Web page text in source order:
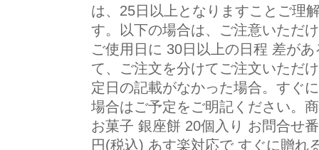
は、25日以上となりますことご理
す。以下の場合は、ご注意いただ
ご使用日に 30日以上の日程 差
て、ご注文を分けてご注文いただ
定日の記載がなかった場合。すぐ
場合はご予定をご明記ください。
お菓子 銀座餅 20個入り お問合せ
円(税込) あす楽対応で すぐに贈れ